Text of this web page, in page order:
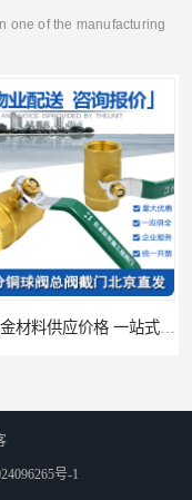
one of the manufacturing
号-1